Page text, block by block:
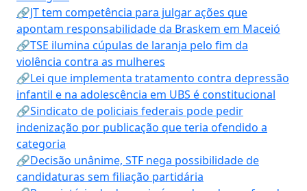
🔗JT tem competência para julgar ações que
apontam responsabilidade da Braskem em Maceió
🔗TSE ilumina cúpulas de laranja pelo fim da
violência contra as mulheres
🔗Lei que implementa tratamento contra depressão
infantil e na adolescência em UBS é constitucional
🔗Sindicato de policiais federais pode pedir
indenização por publicação que teria ofendido a
categoria
🔗Decisão unânime, STF nega possibilidade de
candidaturas sem filiação partidária